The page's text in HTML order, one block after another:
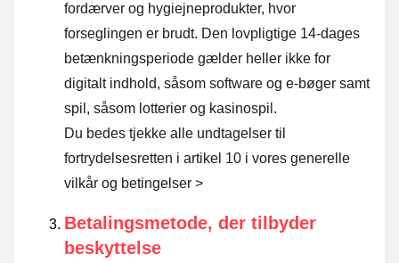
fordærver og hygiejneprodukter, hvor
forseglingen er brudt. Den lovpligtige 14-dages
betænkningsperiode gælder heller ikke for
digitalt indhold, såsom software og e-bøger samt
spil, såsom lotterier og kasinospil.
Du bedes tjekke alle undtagelser til
fortrydelsesretten i artikel 10 i vores generelle
vilkår og betingelser >
Betalingsmetode, der tilbyder
beskyttelse